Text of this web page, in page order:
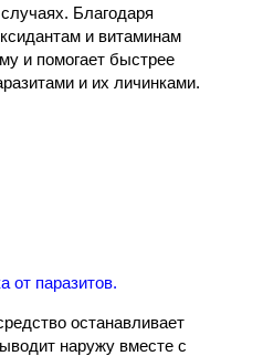
Благодаря
и витаминам
и помогает быстрее
и их личинками.
останавливает
наружу вместе с